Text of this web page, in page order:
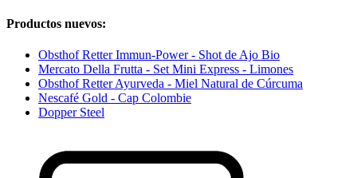
Productos nuevos:
Obsthof Retter Immun-Power - Shot de Ajo Bio
Mercato Della Frutta - Set Mini Express - Limones
Obsthof Retter Ayurveda - Miel Natural de Cúrcuma
Nescafé Gold - Cap Colombie
Dopper Steel